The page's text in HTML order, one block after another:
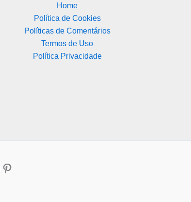
Home
Política de Cookies
Políticas de Comentários
Termos de Uso
Política Privacidade